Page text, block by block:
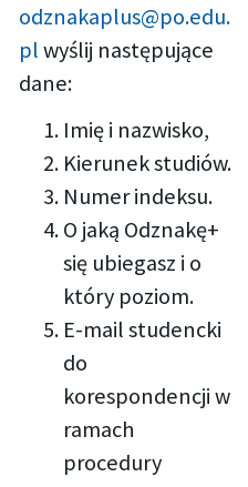
odznakaplus@po.edu.
plwyślij następujące
dane:
Imię i nazwisko,
Kierunek studiów.
Numer indeksu.
O jaką Odznakę+
się ubiegasz i o
który poziom.
E-mail studencki
do
korespondencji w
ramach
procedury